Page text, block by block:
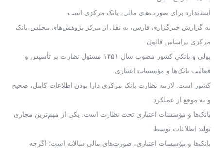
استاندارد برای صورت‌های مالی، بانک مرکزی است.
به گزارش خبرگزاری فارس، به نقل از مرکز پژوهش‌های مجلس،بانک
مرکزی براساس قانون
پولی و بانکی کشور مصوب سال ۱۳۵۱ مسئول نظارت بر تأسیس و
فعالیت بانک‌ها و مؤسسات اعتباری
کشور است. لازمه نظارت بانک مرکزی دارا بودن اطلاعات کامل، صحیح
و به موقع از عملکرد
بانک‌ها و مؤسسات اعتباری تحت نظارت است. یکی از مهم‌ترین مجاری
تولید اطلاعات توسط
بانک‌ها و مؤسسات اعتباری، صورت‌های مالی سالانه است؛ اگرچه